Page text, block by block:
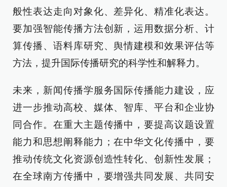
般性表达走向对象化、差异化、精准化表达。
要加强智能传播方法创新，运用数据分析、计
算传播、语料库研究、舆情建模和效果评估等
方法，提升国际传播研究的科学性和解释力。
未来，新闻传播学服务国际传播能力建设，应
进一步推动高校、媒体、智库、平台和企业协
同合作。在重大主题传播中，要提高议题设置
能力和思想阐释能力；在中华文化传播中，要
推动传统文化资源创造性转化、创新性发展；
在全球南方传播中，要增强共同发展、共同安